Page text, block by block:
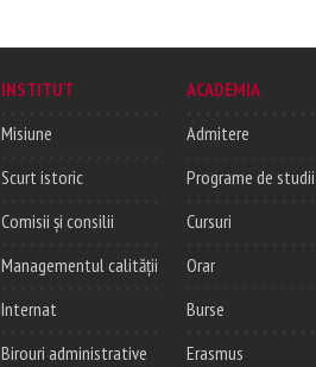
INSTITUT
Misiune
Scurt istoric
Comisii și consilii
Managementul calității
Internat
Birouri administrative
ACADEMIA
Admitere
Programe de studii
Cursuri
Orar
Burse
Erasmus